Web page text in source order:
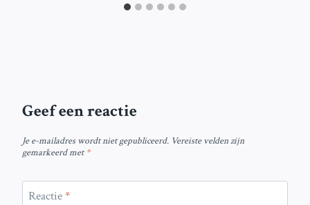
Geef een reactie
Je e-mailadres wordt niet gepubliceerd. Vereiste velden zijn
gemarkeerd met*
Reactie*